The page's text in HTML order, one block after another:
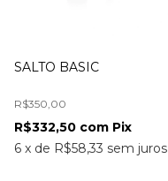
SALTO BASIC
R$350,00
6 x de R$58,33 sem juros
R$332,50 com Pix